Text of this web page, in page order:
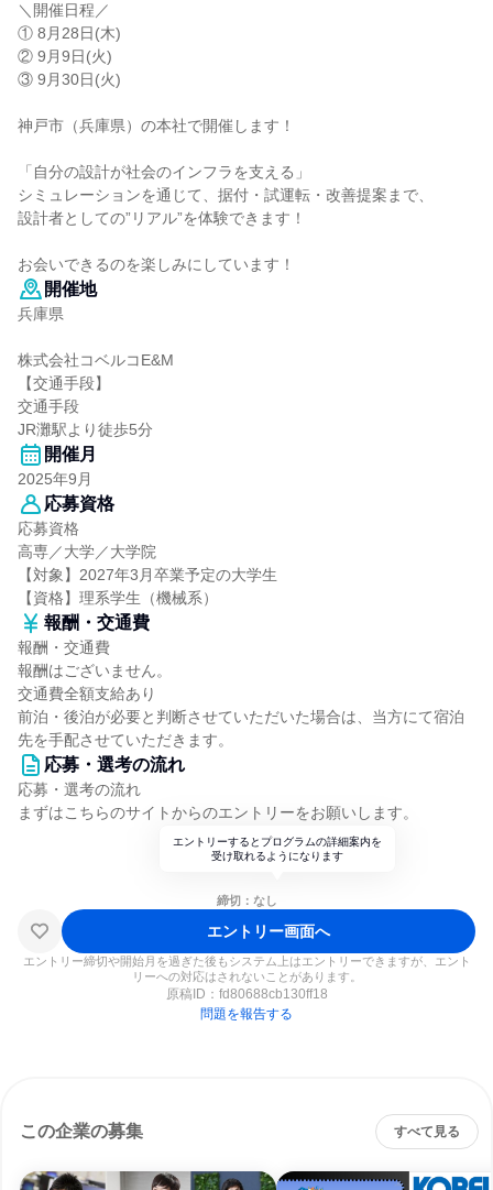
＼開催日程／
① 8月28日(木)
② 9月9日(火)
③ 9月30日(火)
神戸市（兵庫県）の本社で開催します！
「自分の設計が社会のインフラを支える」
シミュレーションを通じて、据付・試運転・改善提案まで、
設計者としての”リアル”を体験できます！
お会いできるのを楽しみにしています！
開催地
兵庫県
株式会社コベルコE&M
【交通手段】
交通手段
JR灘駅より徒歩5分
開催月
2025年9月
応募資格
応募資格
高専／大学／大学院
【対象】2027年3月卒業予定の大学生
【資格】理系学生（機械系）
報酬・交通費
報酬・交通費
報酬はございません。
交通費全額支給あり
前泊・後泊が必要と判断させていただいた場合は、当方にて宿泊
先を手配させていただきます。
応募・選考の流れ
応募・選考の流れ
まずはこちらのサイトからのエントリーをお願いします。
エントリーするとプログラムの詳細案内を
受け取れるようになります
締切：なし
エントリー画面へ
エントリー締切や開始月を過ぎた後もシステム上はエントリーできますが、エント
リーへの対応はされないことがあります。
原稿ID： fd80688cb130ff18
問題を報告する
この企業の募集 すべて見る